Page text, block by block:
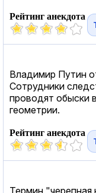
Рейтинг анекдота
Владимир Путин
Сотрудники
проводят обыски
геометрии.
Рейтинг анекдота
Термин "черепная